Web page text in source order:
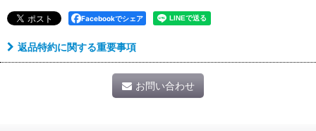
Facebookでシェア
返品特約に関する重要事項
お問い合わせ